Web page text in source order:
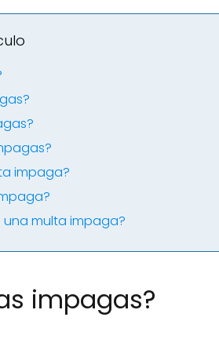
impaga?
multa impaga?
impagas?